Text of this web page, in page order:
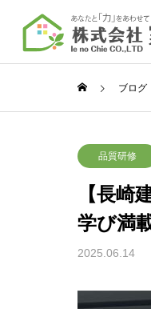
Service
サービス
ブログ
品質研修
【長崎
学び満
2025.06.14